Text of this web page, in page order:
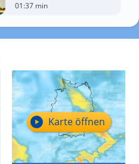
01:37 min
Karte öffnen